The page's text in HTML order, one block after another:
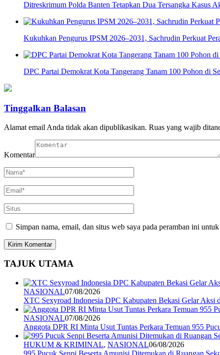
Ditreskrimum Polda Banten Tetapkan Dua Tersangka Kasus
Kukuhkan Pengurus IPSM 2026–2031, Sachrudin Perkuat
DPC Partai Demokrat Kota Tangerang Tanam 100 Pohon di
Tinggalkan Balasan
Alamat email Anda tidak akan dipublikasikan. Ruas yang wajib
Komentar
Simpan nama, email, dan situs web saya pada peramban ini
TAJUK UTAMA
NASIONAL07/08/2026
XTC Sexyroad Indonesia DPC Kabupaten Bekasi Gelar
NASIONAL07/08/2026
Anggota DPR RI Minta Usut Tuntas Perkara Temuan 955
HUKUM & KRIMINAL, NASIONAL06/08/2026